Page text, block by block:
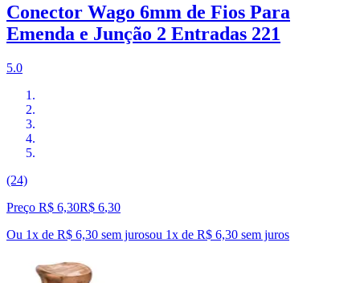
Conector Wago 6mm de Fios Para
Emenda e Junção 2 Entradas 221
5.0
(24)
Preço R$ 6,30R$ 6,30
Ou 1x de R$ 6,30 sem jurosou 1x de R$ 6,30 sem juros